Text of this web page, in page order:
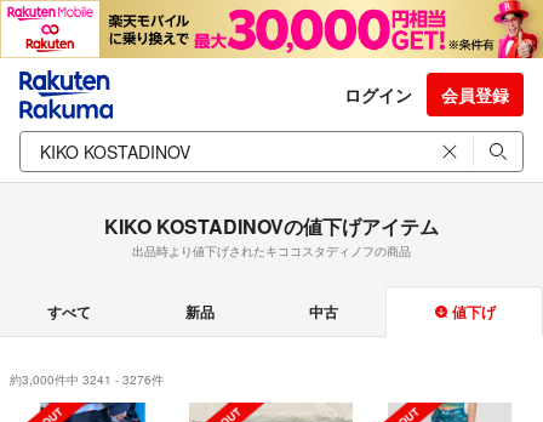
ログイン 会員登録
KIKO KOSTADINOVの値下げアイテム
出品時より値下げされたキココスタディノフの商品
すべて 新品 中古 値下げ
約3,000件中 3241 - 3276件